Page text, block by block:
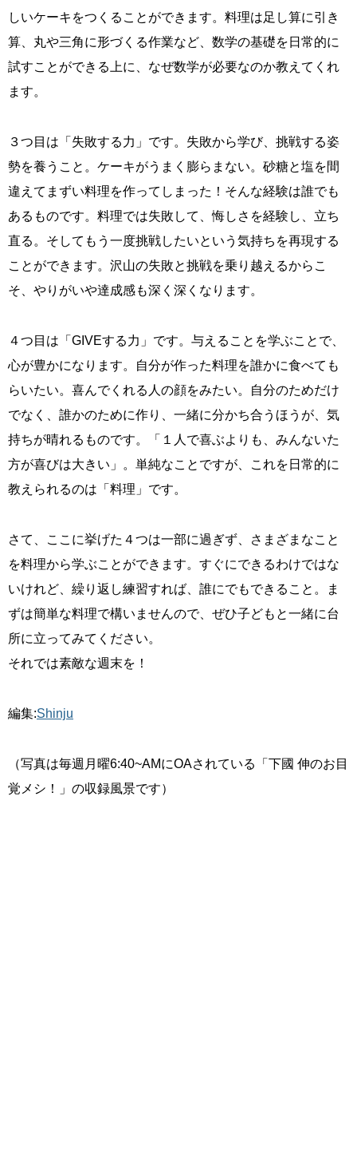
しいケーキをつくることができます。料理は足し算に引き
算、丸や三角に形づくる作業など、数学の基礎を日常的に
試すことができる上に、なぜ数学が必要なのか教えてくれ
ます。
３つ目は「失敗する力」です。失敗から学び、挑戦する姿
勢を養うこと。ケーキがうまく膨らまない。砂糖と塩を間
違えてまずい料理を作ってしまった！そんな経験は誰でも
あるものです。料理では失敗して、悔しさを経験し、立ち
直る。そしてもう一度挑戦したいという気持ちを再現する
ことができます。沢山の失敗と挑戦を乗り越えるからこ
そ、やりがいや達成感も深く深くなります。
４つ目は「GIVEする力」です。与えることを学ぶことで、
心が豊かになります。自分が作った料理を誰かに食べても
らいたい。喜んでくれる人の顔をみたい。自分のためだけ
でなく、誰かのために作り、一緒に分かち合うほうが、気
持ちが晴れるものです。「１人で喜ぶよりも、みんないた
方が喜びは大きい」。単純なことですが、これを日常的に
教えられるのは「料理」です。
さて、ここに挙げた４つは一部に過ぎず、さまざまなこと
を料理から学ぶことができます。すぐにできるわけではな
いけれど、繰り返し練習すれば、誰にでもできること。ま
ずは簡単な料理で構いませんので、ぜひ子どもと一緒に台
所に立ってみてください。
それでは素敵な週末を！
編集:Shinju
（写真は毎週月曜6:40~AMにOAされている「下國 伸のお目
覚メシ！」の収録風景です）